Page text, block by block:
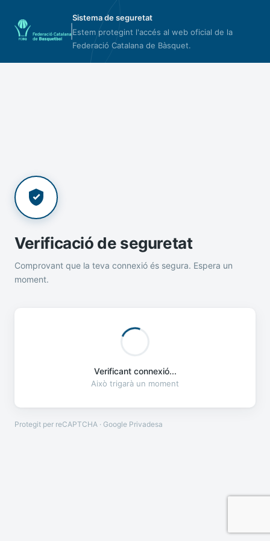
Sistema de seguretat
Estem protegint l'accés al web oficial de la
Federació Catalana de Bàsquet.
Verificació de seguretat
Comprovant que la teva connexió és segura. Espera un
moment.
Verificant connexió...
Això trigarà un moment
Protegit per reCAPTCHA · Google Privadesa